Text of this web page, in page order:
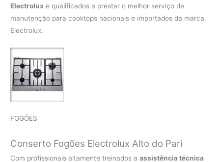
Electrolux e qualificados a prestar o melhor serviço de
manutenção para cooktops nacionais e importados da marca
Electrolux.
FOGÕES
Conserto Fogões Electrolux Alto do Pari
Com profissionais altamente treinados aassistência técnica